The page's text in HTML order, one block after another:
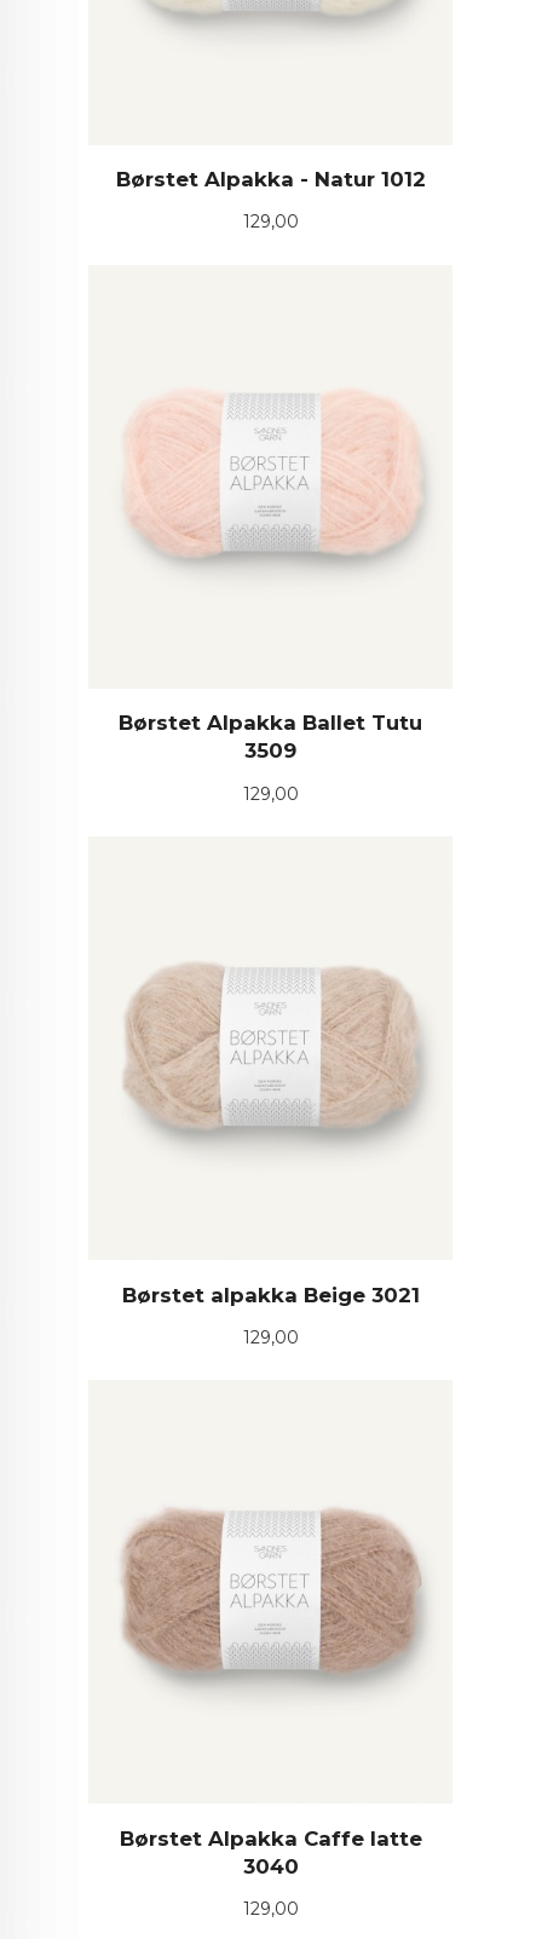
Børstet Alpakka - Natur 1012
Pris
129,00
Børstet Alpakka Ballet Tutu
3509
Pris
129,00
Børstet alpakka Beige 3021
Pris
129,00
Børstet Alpakka Caffe latte
3040
Pris
129,00